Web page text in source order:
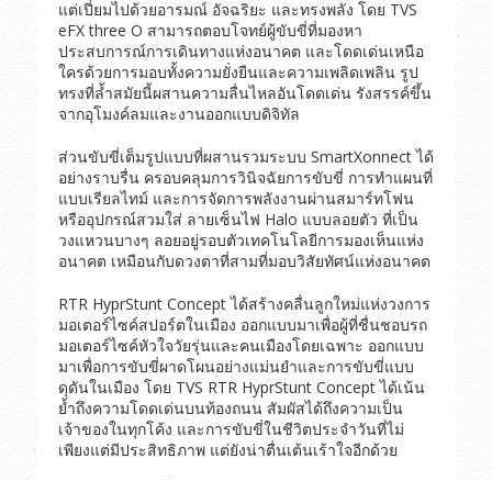
แต่เปี่ยมไปด้วยอารมณ์ อัจฉริยะ และทรงพลัง โดย TVS
eFX three O สามารถตอบโจทย์ผู้ขับขี่ที่มองหา
ประสบการณ์การเดินทางแห่งอนาคต และโดดเด่นเหนือ
ใครด้วยการมอบทั้งความยั่งยืนและความเพลิดเพลิน รูป
ทรงที่ล้ำสมัยนี้ผสานความลื่นไหลอันโดดเด่น รังสรรค์ขึ้น
จากอุโมงค์ลมและงานออกแบบดิจิทัล
ส่วนขับขี่เต็มรูปแบบที่ผสานรวมระบบ SmartXonnect ได้
อย่างราบรื่น ครอบคลุมการวินิจฉัยการขับขี่ การทำแผนที่
แบบเรียลไทม์ และการจัดการพลังงานผ่านสมาร์ทโฟน
หรืออุปกรณ์สวมใส่ ลายเซ็นไฟ Halo แบบลอยตัว ที่เป็น
วงแหวนบางๆ ลอยอยู่รอบตัวเทคโนโลยีการมองเห็นแห่ง
อนาคต เหมือนกับดวงตาที่สามที่มอบวิสัยทัศน์แห่งอนาคต
RTR HyprStunt Concept ได้สร้างคลื่นลูกใหม่แห่งวงการ
มอเตอร์ไซค์สปอร์ตในเมือง ออกแบบมาเพื่อผู้ที่ชื่นชอบรถ
มอเตอร์ไซค์หัวใจวัยรุ่นและคนเมืองโดยเฉพาะ ออกแบบ
มาเพื่อการขับขี่ผาดโผนอย่างแม่นยำและการขับขี่แบบ
ดุดันในเมือง โดย TVS RTR HyprStunt Concept ได้เน้น
ย้ำถึงความโดดเด่นบนท้องถนน สัมผัสได้ถึงความเป็น
เจ้าของในทุกโค้ง และการขับขี่ในชีวิตประจำวันที่ไม่
เพียงแต่มีประสิทธิภาพ แต่ยังน่าตื่นเต้นเร้าใจอีกด้วย